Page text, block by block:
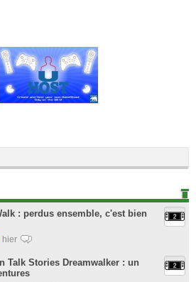
: perdus ensemble, c'est bien
hier
Talk Stories Dreamwalker : un